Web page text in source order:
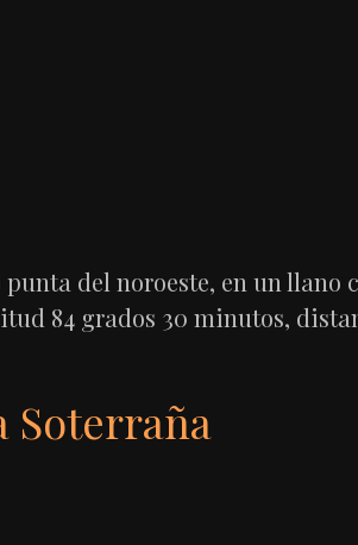
del noroeste, en un llano
84 grados 30 minutos,
Soterraña